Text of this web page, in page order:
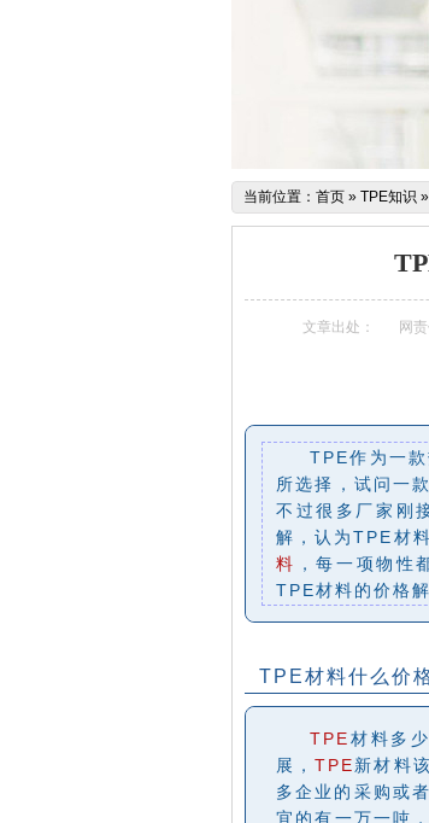
当前位置： 首页 » TPE知识 »
文章出处： 网
TPE作为一
所选择，试问一
不过很多厂家刚
解，认为TPE材
料 ，每一项物性
TPE材料的价格
TPE材料什么价
TPE材料多
展，TPE新材料
多企业的采购或
宜的有一万一吨